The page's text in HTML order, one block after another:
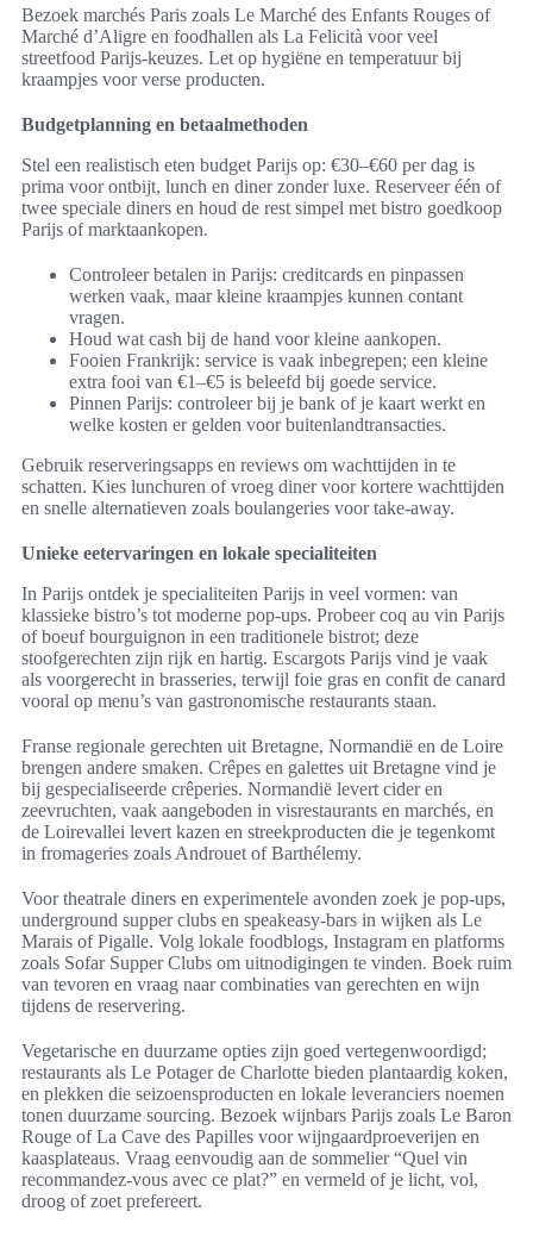
Bezoek marchés Paris zoals Le Marché des Enfants Rouges of
Marché d’Aligre en foodhallen als La Felicità voor veel
streetfood Parijs-keuzes. Let op hygiëne en temperatuur bij
kraampjes voor verse producten.
Budgetplanning en betaalmethoden
Stel een realistisch eten budget Parijs op: €30–€60 per dag is
prima voor ontbijt, lunch en diner zonder luxe. Reserveer één of
twee speciale diners en houd de rest simpel met bistro goedkoop
Parijs of marktaankopen.
Controleer betalen in Parijs: creditcards en pinpassen
werken vaak, maar kleine kraampjes kunnen contant
vragen.
Houd wat cash bij de hand voor kleine aankopen.
Fooien Frankrijk: service is vaak inbegrepen; een kleine
extra fooi van €1–€5 is beleefd bij goede service.
Pinnen Parijs: controleer bij je bank of je kaart werkt en
welke kosten er gelden voor buitenlandtransacties.
Gebruik reserveringsapps en reviews om wachttijden in te
schatten. Kies lunchuren of vroeg diner voor kortere wachttijden
en snelle alternatieven zoals boulangeries voor take-away.
Unieke eetervaringen en lokale specialiteiten
In Parijs ontdek je specialiteiten Parijs in veel vormen: van
klassieke bistro’s tot moderne pop-ups. Probeer coq au vin Parijs
of boeuf bourguignon in een traditionele bistrot; deze
stoofgerechten zijn rijk en hartig. Escargots Parijs vind je vaak
als voorgerecht in brasseries, terwijl foie gras en confit de canard
vooral op menu’s van gastronomische restaurants staan.
Franse regionale gerechten uit Bretagne, Normandië en de Loire
brengen andere smaken. Crêpes en galettes uit Bretagne vind je
bij gespecialiseerde crêperies. Normandië levert cider en
zeevruchten, vaak aangeboden in visrestaurants en marchés, en
de Loirevallei levert kazen en streekproducten die je tegenkomt
in fromageries zoals Androuet of Barthélemy.
Voor theatrale diners en experimentele avonden zoek je pop-ups,
underground supper clubs en speakeasy-bars in wijken als Le
Marais of Pigalle. Volg lokale foodblogs, Instagram en platforms
zoals Sofar Supper Clubs om uitnodigingen te vinden. Boek ruim
van tevoren en vraag naar combinaties van gerechten en wijn
tijdens de reservering.
Vegetarische en duurzame opties zijn goed vertegenwoordigd;
restaurants als Le Potager de Charlotte bieden plantaardig koken,
en plekken die seizoensproducten en lokale leveranciers noemen
tonen duurzame sourcing. Bezoek wijnbars Parijs zoals Le Baron
Rouge of La Cave des Papilles voor wijngaardproeverijen en
kaasplateaus. Vraag eenvoudig aan de sommelier “Quel vin
recommandez‑vous avec ce plat?” en vermeld of je licht, vol,
droog of zoet prefereert.